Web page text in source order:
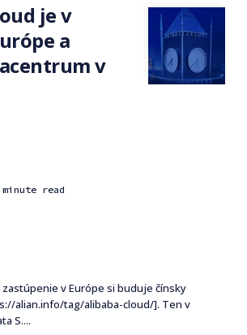
je v
a
v
read
v Európe si buduje čínsky
alian.info/tag/alibaba-cloud/]. Ten v
S....